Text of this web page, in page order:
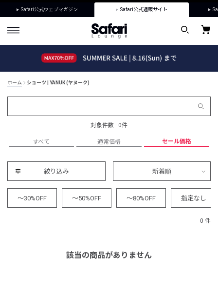
Safari公式ウェブマガジン Safari公式通販サイト
ホーム ショーツ | YANUK (ヤヌーク)
対象件数 : 0件
すべて 通常価格 セール価格
絞り込み 新着順
～30%OFF ～50%OFF ～80%OFF 指定なし
0 件
該当の商品がありません